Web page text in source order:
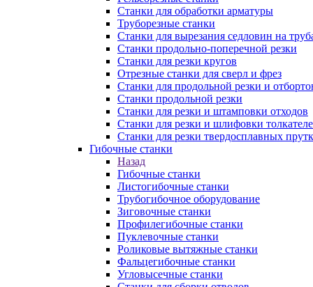
Станки для обработки арматуры
Труборезные станки
Станки для вырезания седловин на
Станки продольно-поперечной резки
Станки для резки кругов
Отрезные станки для сверл и фрез
Станки для продольной резки и
Станки продольной резки
Станки для резки и штамповки отходов
Станки для резки и шлифовки
Станки для резки твердосплавных
Гибочные станки
Назад
Гибочные станки
Листогибочные станки
Трубогибочное оборудование
Зиговочные станки
Профилегибочные станки
Пуклевочные станки
Роликовые вытяжные станки
Фальцегибочные станки
Угловысечные станки